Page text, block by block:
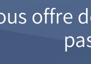
offre